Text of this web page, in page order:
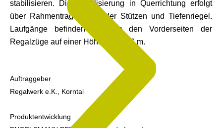
stabilisieren. Die Stabilisierung in Querrichtung erfolgt
über Rahmentragwirkung der Stützen und Tiefenriegel.
Laufgänge befinden sich an den Vorderseiten der
Regalzüge auf einer Höhe von 2,66 m.
Auftraggeber
Regalwerk e.K., Korntal
Produktentwicklung